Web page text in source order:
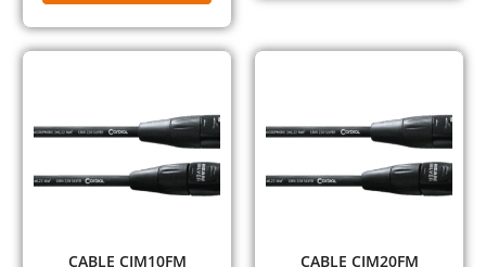
CABLE CIM10FM
CABLE CIM20FM